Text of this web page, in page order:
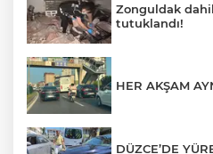
Zonguldak
tutuklandı!
HER AKŞAM
DÜZCE’DE